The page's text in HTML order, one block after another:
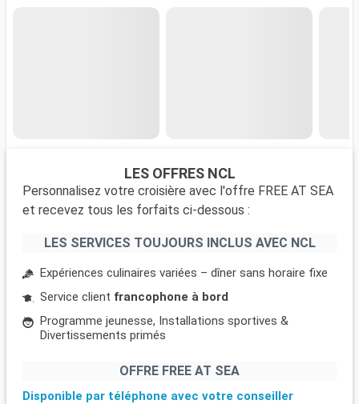
LES OFFRES NCL
Personnalisez votre croisière avec l'offre FREE AT SEA
et recevez tous les forfaits ci-dessous :
LES SERVICES TOUJOURS INCLUS AVEC NCL
Expériences culinaires variées – dîner sans horaire fixe
Service client francophone à bord
Programme jeunesse, Installations sportives &
Divertissements primés
OFFRE FREE AT SEA
Disponible par téléphone avec votre conseiller